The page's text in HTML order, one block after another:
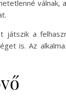
a
is. Az